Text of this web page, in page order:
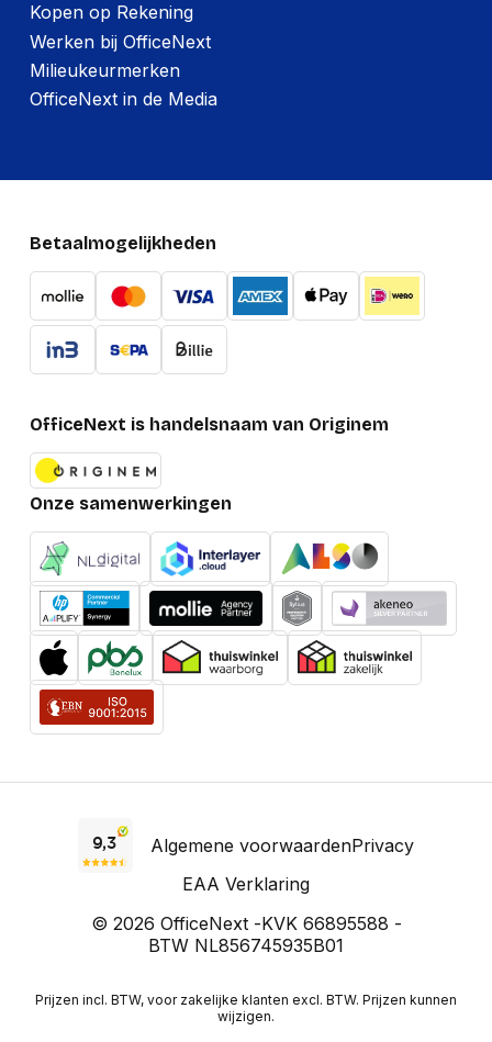
Kopen op Rekening
Werken bij OfficeNext
Milieukeurmerken
OfficeNext in de Media
Betaalmogelijkheden
OfficeNext is handelsnaam van Originem
Onze samenwerkingen
Algemene voorwaardenPrivacy
EAA Verklaring
© 2026 OfficeNext -KVK 66895588 -
BTW NL856745935B01
Prijzen incl. BTW, voor zakelijke klanten excl. BTW. Prijzen kunnen
wijzigen.